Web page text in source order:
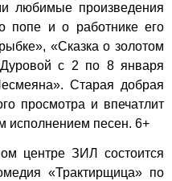
любимые произведения
попе и о работнике его
«Сказка о золотом
с 2 по 8 января
Старая добрая
просмотра и впечатлит
исполнением песен. 6+
центре ЗИЛ состоится
«Трактирщица» по